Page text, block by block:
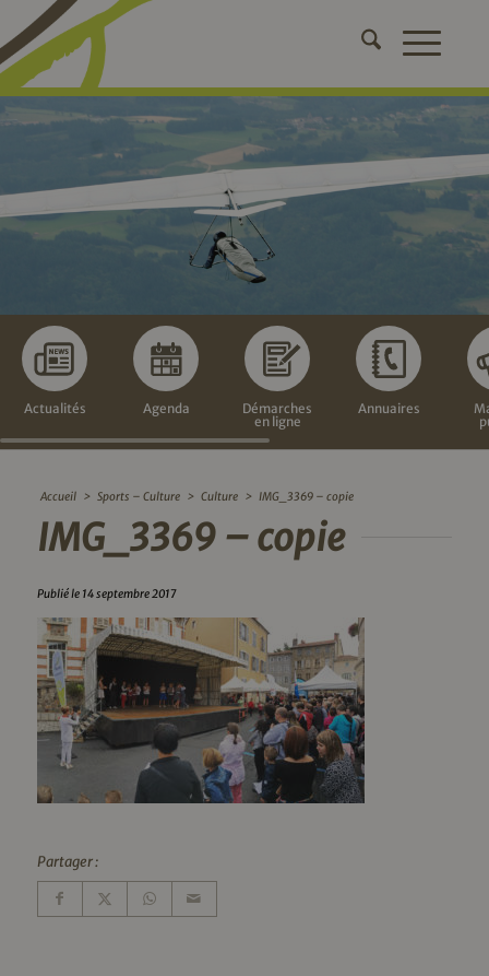
Actualités Agenda
Démarches
en ligne
Annuaires
Accueil > Sports – Culture > Culture > IMG_3369 – copie
IMG_3369 – copie
Publié le 14 septembre 2017
Partager :